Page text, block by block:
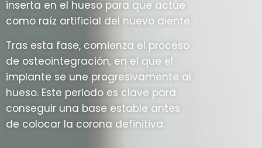
inserta en el hueso para que actúe
como raíz artificial del nuevo diente.
Tras esta fase, comienza el proceso
de osteointegración, en el que el
implante se une progresivamente al
hueso. Este periodo es clave para
conseguir una base estable antes
de colocar la corona definitiva.